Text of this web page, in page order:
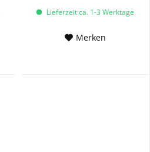
Lieferzeit ca. 1-3 Werktage
Merken